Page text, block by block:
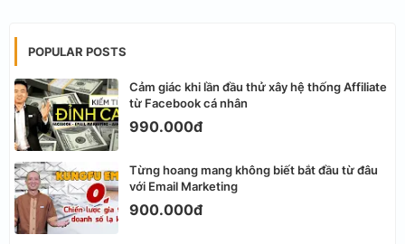
POPULAR POSTS
Cảm giác khi lần đầu thử xây hệ thống Affiliate
từ Facebook cá nhân
990.000đ
Từng hoang mang không biết bắt đầu từ đâu
với Email Marketing
900.000đ